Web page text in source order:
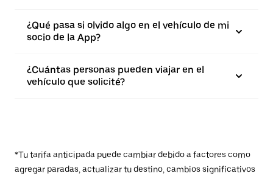
¿Qué pasa si olvido algo en el vehículo de mi
socio de la App?
¿Cuántas personas pueden viajar en el
vehículo que solicité?
*Tu tarifa anticipada puede cambiar debido a factores como
agregar paradas, actualizar tu destino, cambios significativos